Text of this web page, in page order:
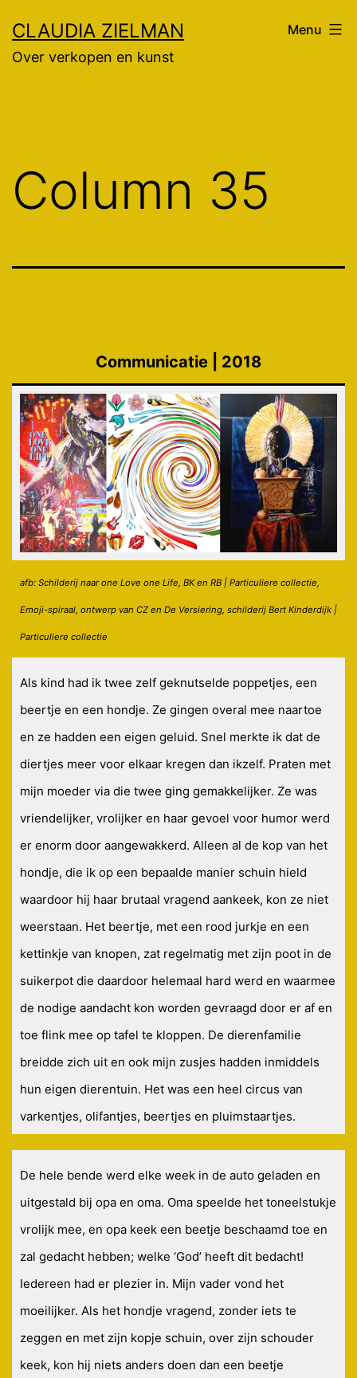
naar
de
CLAUDIA ZIELMAN
Over verkopen en kunst
Menu
Column 35
Communicatie | 2018
afb: Schilderij naar one Love one Life, BK en RB | Particuliere collectie,
Emoji-spiraal, ontwerp van CZ en De Versiering, schilderij Bert Kinderdijk |
Particuliere collectie
Als kind had ik twee zelf geknutselde poppetjes, een
beertje en een hondje. Ze gingen overal mee naartoe
en ze hadden een eigen geluid. Snel merkte ik dat de
diertjes meer voor elkaar kregen dan ikzelf. Praten met
mijn moeder via die twee ging gemakkelijker. Ze was
vriendelijker, vrolijker en haar gevoel voor humor werd
er enorm door aangewakkerd. Alleen al de kop van het
hondje, die ik op een bepaalde manier schuin hield
waardoor hij haar brutaal vragend aankeek, kon ze niet
weerstaan. Het beertje, met een rood jurkje en een
kettinkje van knopen, zat regelmatig met zijn poot in de
suikerpot die daardoor helemaal hard werd en waarmee
de nodige aandacht kon worden gevraagd door er af en
toe flink mee op tafel te kloppen. De dierenfamilie
breidde zich uit en ook mijn zusjes hadden inmiddels
hun eigen dierentuin. Het was een heel circus van
varkentjes, olifantjes, beertjes en pluimstaartjes.
De hele bende werd elke week in de auto geladen en
uitgestald bij opa en oma. Oma speelde het toneelstukje
vrolijk mee, en opa keek een beetje beschaamd toe en
zal gedacht hebben; welke ‘God’ heeft dit bedacht!
Iedereen had er plezier in. Mijn vader vond het
moeilijker. Als het hondje vragend, zonder iets te
zeggen en met zijn kopje schuin, over zijn schouder
keek, kon hij niets anders doen dan een beetje